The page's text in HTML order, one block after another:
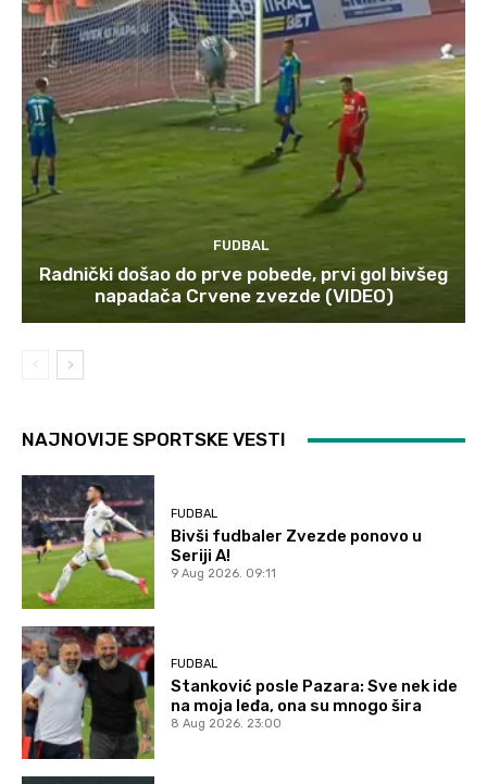
FUDBAL
Radnički došao do prve pobede, prvi gol bivšeg
napadača Crvene zvezde (VIDEO)
NAJNOVIJE SPORTSKE VESTI
FUDBAL
Bivši fudbaler Zvezde ponovo u
Seriji A!
9 Aug 2026. 09:11
FUDBAL
Stanković posle Pazara: Sve nek ide
na moja leđa, ona su mnogo šira
8 Aug 2026. 23:00